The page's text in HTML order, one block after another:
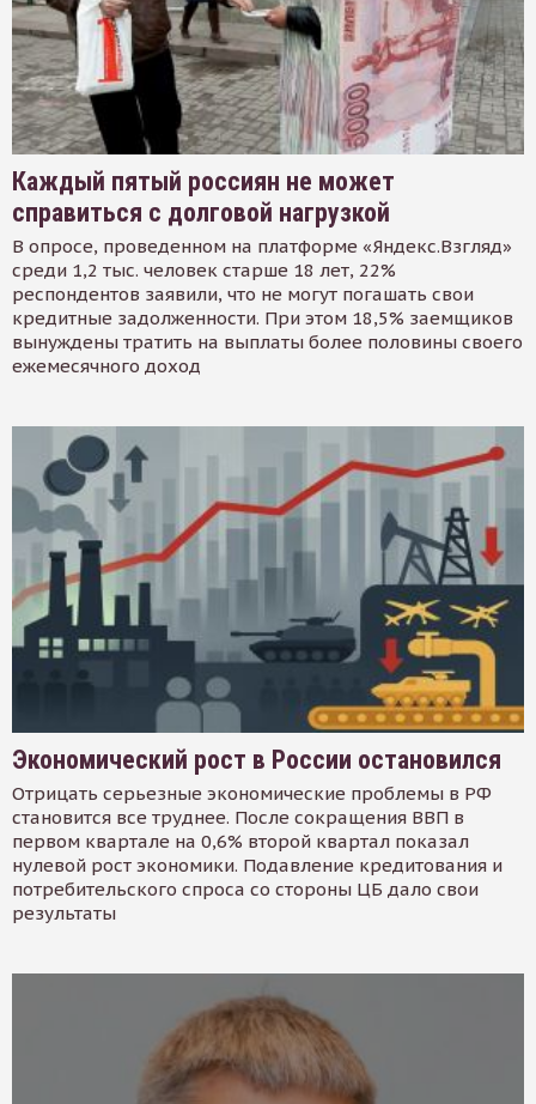
Каждый пятый россиян не может
справиться с долговой нагрузкой
В опросе, проведенном на платформе «Яндекс.Взгляд»
среди 1,2 тыс. человек старше 18 лет, 22%
респондентов заявили, что не могут погашать свои
кредитные задолженности. При этом 18,5% заемщиков
вынуждены тратить на выплаты более половины своего
ежемесячного доход
Экономический рост в России остановился
Отрицать серьезные экономические проблемы в РФ
становится все труднее. После сокращения ВВП в
первом квартале на 0,6% второй квартал показал
нулевой рост экономики. Подавление кредитования и
потребительского спроса со стороны ЦБ дало свои
результаты